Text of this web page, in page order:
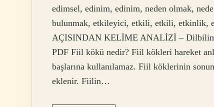
edimsel, edinim, edinim, neden olmak,
bulunmak, etkileyici, etkili, etkili, etkinlik,
AÇISINDAN KELİME ANALİZİ –
PDF Fiil kökü nedir? Fiil kökleri hareket
başlarına kullanılamaz. Fiil köklerinin
eklenir. Fiilin…